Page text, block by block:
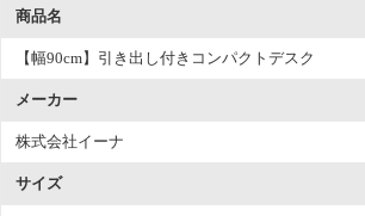
商品名
【幅90cm】引き出し付きコンパクトデスク
メーカー
株式会社イーナ
サイズ